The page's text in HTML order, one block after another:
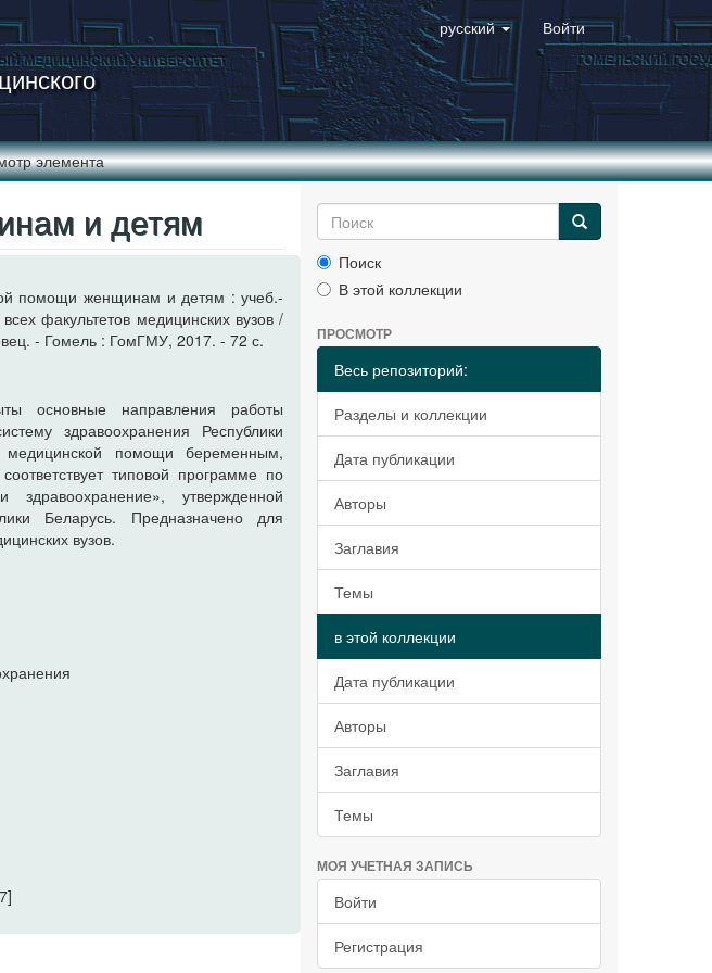
русский Войти
элемента
и детям
помощи женщинам и детям : учеб.-
факультетов медицинских вузов /
- Гомель : ГомГМУ, 2017. - 72 с.
основные направления работы
здравоохранения Республики
помощи беременным,
типовой программе по
утвержденной
Беларусь. Предназначено для
вузов.
Поиск
В этой коллекции
ПРОСМОТР
Весь репозиторий:
Разделы и коллекции
Дата публикации
Авторы
Заглавия
Темы
в этой коллекции
Дата публикации
Авторы
Заглавия
Темы
МОЯ УЧЕТНАЯ ЗАПИСЬ
Войти
Регистрация